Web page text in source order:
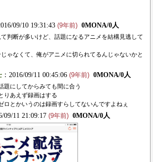
09/10 19:31:43 (9年前) 0MONA/0人
判断が多いけど、話題になるアニメを結構見逃して
ゃなくて、俺がアニメに切られてるんじゃないかと
：2016/09/11 00:45:06 (9年前) 0MONA/0人
題にしてからみても間に合う
りあえず録画はする
ロとかいうのは録画すらしてないんですよねぇ
09/11 21:09:17 (9年前) 0MONA/0人